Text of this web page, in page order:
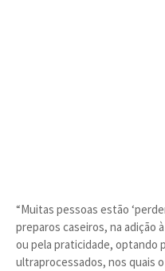
“Muitas pessoas estão
preparos caseiros, na adição
ou pela praticidade, optando
ultraprocessados, nos quais